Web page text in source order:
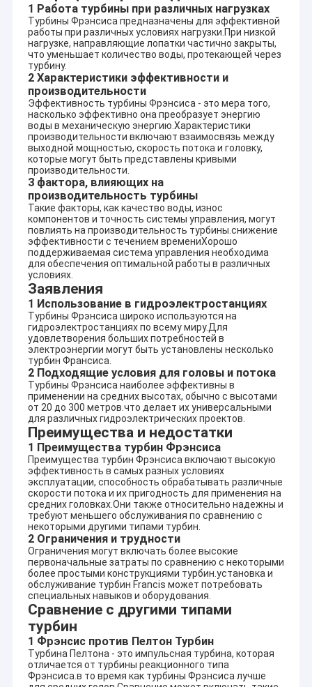
1 Работа турбины при различных нагрузках
Турбины Фрэнсиса предназначены для эффективной
работы при различных условиях нагрузки.При низкой
нагрузке, направляющие лопатки частично закрыты,
что уменьшает количество воды, протекающей через
турбину.
2 Характеристики эффективности и
производительности
Эффективность турбины Фрэнсиса - это мера того,
насколько эффективно она преобразует энергию
воды в механическую энергию.Характеристики
производительности включают взаимосвязь между
выходной мощностью, скорость потока и головку,
которые могут быть представлены кривыми
производительности.
3 фактора, влияющих на
производительность турбины
Такие факторы, как качество воды, износ
компонентов и точность системы управления, могут
повлиять на производительность турбины.снижение
эффективности с течением времениХорошо
поддерживаемая система управления необходима
для обеспечения оптимальной работы в различных
условиях.
Заявления
1 Использование в гидроэлектростанциях
Турбины Фрэнсиса широко используются на
гидроэлектростанциях по всему миру.Для
удовлетворения больших потребностей в
электроэнергии могут быть установлены несколько
турбин Франсиса.
2 Подходящие условия для головы и потока
Турбины Фрэнсиса наиболее эффективны в
применении на средних высотах, обычно с высотами
от 20 до 300 метров.что делает их универсальными
для различных гидроэлектрических проектов.
Преимущества и недостатки
1 Преимущества турбин Фрэнсиса
Преимущества турбин Фрэнсиса включают высокую
эффективность в самых разных условиях
эксплуатации, способность обрабатывать различные
скорости потока и их пригодность для применения на
средних головках.Они также относительно надежны и
требуют меньшего обслуживания по сравнению с
некоторыми другими типами турбин.
2 Ограничения и трудности
Ограничения могут включать более высокие
первоначальные затраты по сравнению с некоторыми
более простыми конструкциями турбин.установка и
обслуживание турбин Francis может потребовать
специальных навыков и оборудования.
Сравнение с другими типами
турбин
1 Фрэнсис против Пелтон Турбин
Турбина Пелтона - это импульсная турбина, которая
отличается от турбины реакционного типа
Фрэнсиса.в то время как турбины Фрэнсиса лучше
1x240KW D1=50cm
Греция
Lykostomo 1x420KW
H-Turgo
D1=50cm
Турция
Hizir HEPP
1x2000KW
H-Pelton
D1=120cm
Италия
Бегун
100KW
H-Pelton
Албания
Saranta
1x700KW+1400KW
H-Фрэнсис +
Turgo
D1=61cm+63cm
Канада
Snowshoe 2x700KW H-Turgo
Италия Бегун 250KW
H-Pelton
D1=56cm
Турция
Ahmetli
2x5090KW+1600KW
H-Фрэнсис
D1=115+72cm
Турция
2x2600KW
Турция
SMS-2
1x790KW
H-Фрэнсис
D1=60cm
Пакистан 370KW+420KW
H-Turgo
D1=42cm+50cm
Сербия
MHE Jelici
1x600KW+1x386KW
H-Franics+H-
Turgo
D1=58cm+55cm
Южная
Африка
Romans преследуют
ферма моря
1x360KW
H-Фрэнсис
D1=63cm
Сербия
MHE Virovci
1x305KW
H-Turgo
D1=55cm
Армения
1x2300KW
H-Фрэнсис
D1=96cm
Турция
Yakinca 4#
1x6016KW
L-Фрэнсис